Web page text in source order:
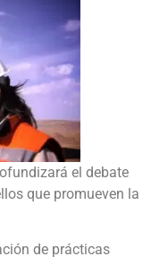
el debate
que promueven la
de prácticas